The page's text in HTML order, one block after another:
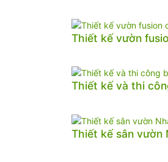
Thiết kế vườn
Thiết kế và thi
Thiết kế sân vườn